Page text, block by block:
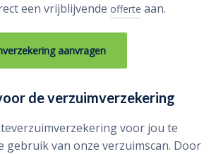
een vrijblijvende offerte aan.
aanvragen
de verzuimverzekering
voor jou te
gebruik van onze verzuimscan. Door